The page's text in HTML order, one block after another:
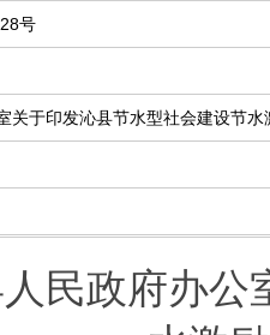
号
关于印发沁县节水型社会建设节
民政府办公